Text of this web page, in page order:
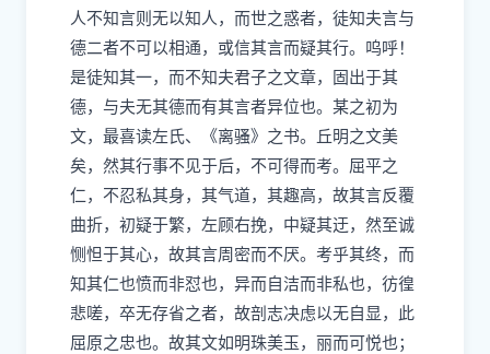
人不知言则无以知人，而世之惑者，徒知夫言与
德二者不可以相通，或信其言而疑其行。呜呼！
是徒知其一，而不知夫君子之文章，固出于其
德，与夫无其德而有其言者异位也。某之初为
文，最喜读左氏、《离骚》之书。
丘明之文美
矣，然其行事不见于后，不可得而考。 屈平之
仁，不忍私其身，其气道，其趣高，故其言反覆
曲折，初疑于繁，左顾右挽，中疑其迂，然至诚
恻怛于其心，故其言周密而不厌。考乎其终，而
知其仁也愤而非怼也，异而自洁而非私也，彷徨
悲嗟，卒无存省之者，故剖志决虑以无自显，此
屈原之忠也。故其文如明珠美玉，丽而可悦也；